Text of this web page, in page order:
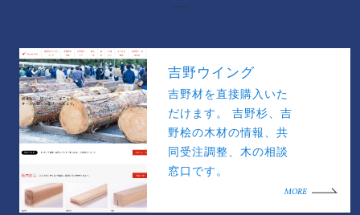
吉野ウイング
吉野材を直接購入いた
だけます。 吉野杉、吉
野桧の木材の情報、共
同受注調整、木の相談
窓口です。
MORE